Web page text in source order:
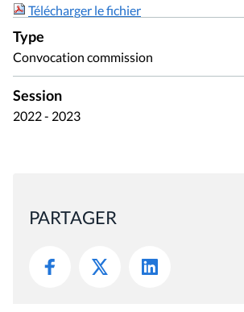
Télécharger le fichier
Type
Convocation commission
Session
2022 - 2023
PARTAGER